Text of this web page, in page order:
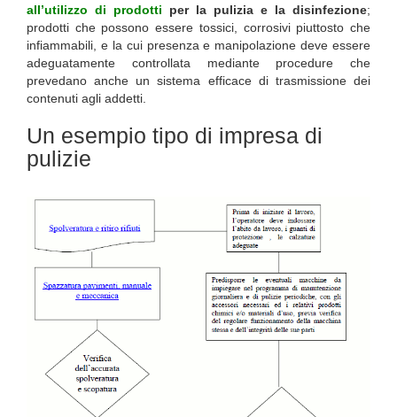
all’utilizzo di prodotti per la pulizia e la disinfezione;
prodotti che possono essere tossici, corrosivi piuttosto che
infiammabili, e la cui presenza e manipolazione deve essere
adeguatamente controllata mediante procedure che
prevedano anche un sistema efficace di trasmissione dei
contenuti agli addetti.
Un esempio tipo di impresa di
pulizie